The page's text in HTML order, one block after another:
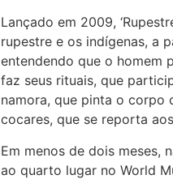
Lançado em 2009,
rupestre e os indígenas, a
entendendo que o homem
faz seus rituais, que
namora, que pinta o corpo
cocares, que se reporta
Em menos de dois meses,
ao quarto lugar no World